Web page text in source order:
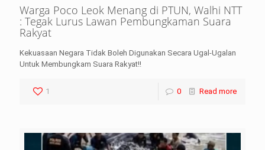
Warga Poco Leok Menang di PTUN, Walhi NTT
: Tegak Lurus Lawan Pembungkaman Suara
Rakyat
Kekuasaan Negara Tidak Boleh Digunakan Secara Ugal-Ugalan
Untuk Membungkam Suara Rakyat!!
1 0 Read more